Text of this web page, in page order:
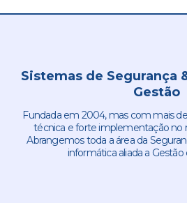
Sistemas de Segurança
Gestão
Fundada em 2004, mas com mais
técnica e forte implementação no
Abrangemos toda a área da
informática aliada a